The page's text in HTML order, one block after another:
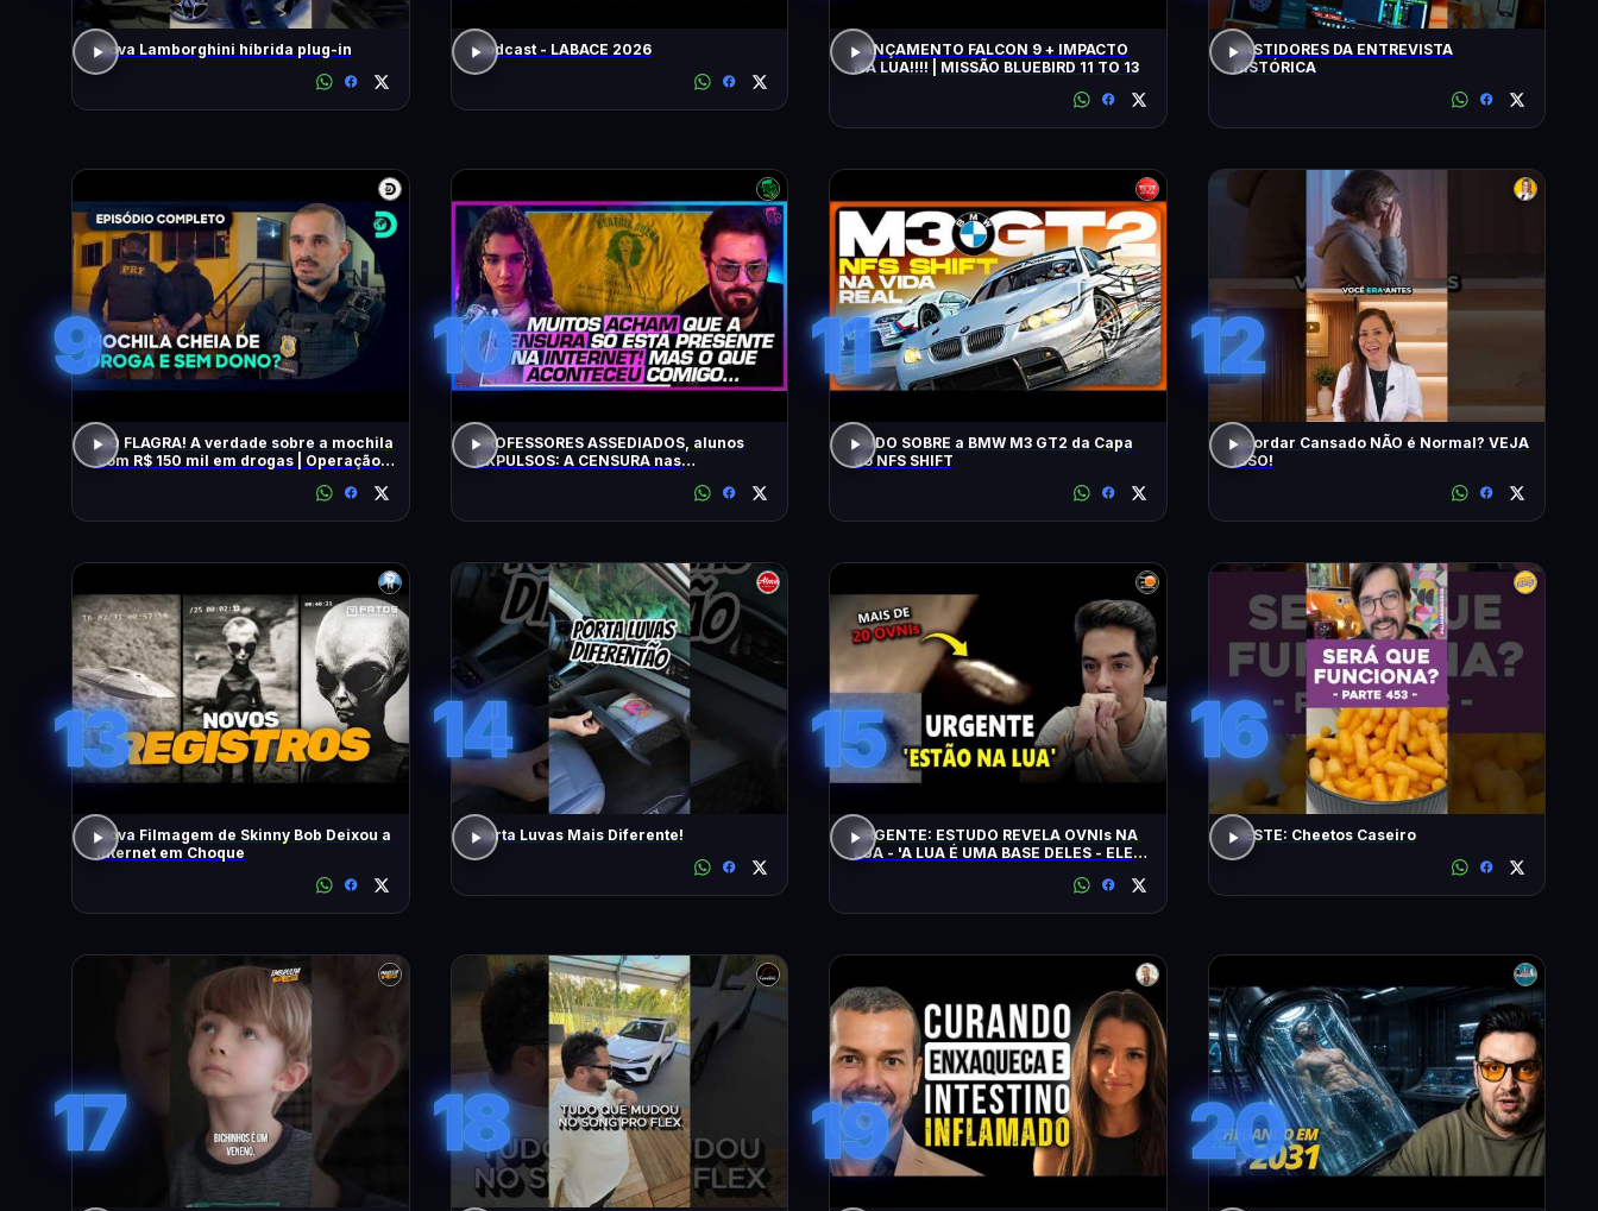
Nova Lamborghini híbrida plug-in Podcast - LABACE 2026
LANÇAMENTO FALCON 9 + IMPACTO
NA LUA!!!! | MISSÃO BLUEBIRD 11 TO 13
BASTIDORES DA ENTREVISTA
HISTÓRICA
9
NO FLAGRA! A verdade sobre a mochila
com R$ 150 mil em drogas | Operação
10
PROFESSORES ASSEDIADOS, alunos
EXPULSOS: A CENSURA nas
11
TUDO SOBRE a BMW M3 GT2 da Capa
do NFS SHIFT
12
Acordar Cansado NÃO é Normal? VEJA
ISSO!
13
Nova Filmagem de Skinny Bob Deixou a
Internet em Choque
14
Porta Luvas Mais Diferente!
15
URGENTE: ESTUDO REVELA OVNIs NA
LUA - 'A LUA É UMA BASE DELES - ELES
16
TESTE: Cheetos Caseiro
17 18 19 20